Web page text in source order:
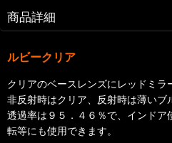
商品詳細
ルビークリア
クリアのベースレンズにレッドミラ
非反射時はクリア、反射時は薄いブ
透過率は９５．４６％で、インドア
転等にも使用できます。